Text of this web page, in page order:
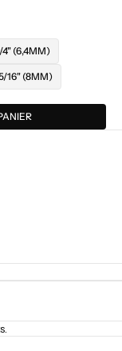
4" (6,4MM)
16" (8MM)